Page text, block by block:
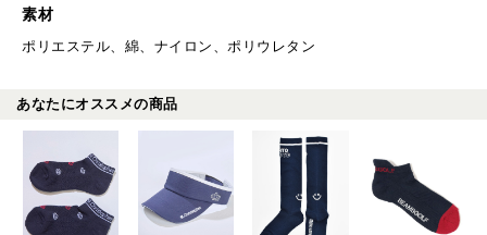
素材
ポリエステル、綿、ナイロン、ポリウレタン
あなたにオススメの商品